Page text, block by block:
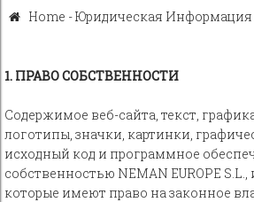
Home -Юридическая Информация
1. ПРАВО СОБСТВЕННОСТИ
Содержимое веб-сайта, текст,
логотипы, значки, картинки,
исходный код и программное
собственностью NEMAN EUROPE
которые имеют право на законное